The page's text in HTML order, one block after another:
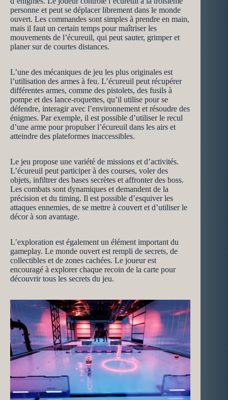
personne et peut se déplacer librement dans le monde
ouvert. Les commandes sont simples à prendre en main,
mais il faut un certain temps pour maîtriser les
mouvements de l’écureuil, qui peut sauter, grimper et
planer sur de courtes distances.
L’une des mécaniques de jeu les plus originales est
l’utilisation des armes à feu. L’écureuil peut récupérer
différentes armes, comme des pistolets, des fusils à
pompe et des lance-roquettes, qu’il utilise pour se
défendre, interagir avec l’environnement et résoudre des
énigmes. Par exemple, il est possible d’utiliser le recul
d’une arme pour propulser l’écureuil dans les airs et
atteindre des plateformes inaccessibles.
Le jeu propose une variété de missions et d’activités.
L’écureuil peut participer à des courses, voler des
objets, infiltrer des bases secrètes et affronter des boss.
Les combats sont dynamiques et demandent de la
précision et du timing. Il est possible d’esquiver les
attaques ennemies, de se mettre à couvert et d’utiliser le
décor à son avantage.
L’exploration est également un élément important du
gameplay. Le monde ouvert est rempli de secrets, de
collectibles et de zones cachées. Le joueur est
encouragé à explorer chaque recoin de la carte pour
découvrir tous les secrets du jeu.